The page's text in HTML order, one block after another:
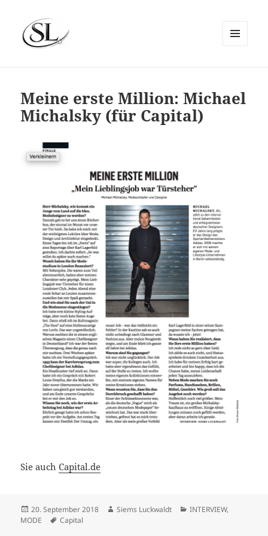
Meine erste Million: Michael
Michalsky (für Capital)
Sie auchCapital.de
Veröffentlicht
am
20. September 2018 Autor
Siems Luckwaldt Kategorien
INTERVIEW,
MODE
Schlagwörter
Capital